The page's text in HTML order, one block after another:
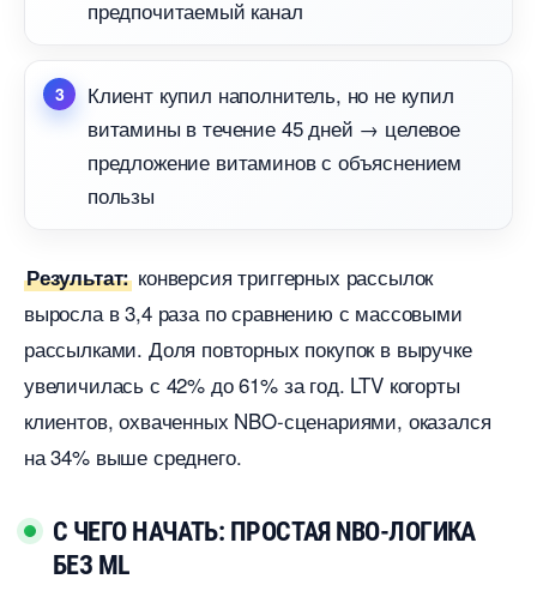
предпочитаемый канал
Клиент купил наполнитель, но не купил
итамины в течение 45 дней → целевое
предложение витаминов с объяснением
пользы
Результат: конверсия триггерных рассылок
ыросла в 3,4 раза по сравнению с массовыми
рассылками. Доля повторных покупок в выручке
увеличилась с 42% до 61% за год. LTV когорты
клиентов, охваченных NBO-сценариями, оказался
на 34% выше среднего.
С ЧЕГО НАЧАТЬ: ПРОСТАЯ NBO-ЛОГИКА
БЕЗ ML